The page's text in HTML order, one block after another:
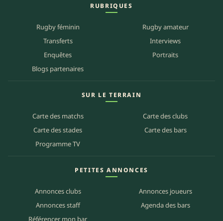
RUBRIQUES
Rugby féminin
Rugby amateur
Transferts
Interviews
Enquêtes
Portraits
Blogs partenaires
SUR LE TERRAIN
Carte des matchs
Carte des clubs
Carte des stades
Carte des bars
Programme TV
PETITES ANNONCES
Annonces clubs
Annonces joueurs
Annonces staff
Agenda des bars